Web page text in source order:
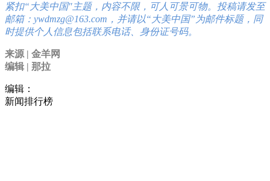
紧扣“ 大美中国"主题，内容不限，可人可景可物。投稿请发至
邮箱：ywdmzg@163.com，并请以“大美中国”为邮件标题，同
时提供个人信息包括联系电话、身份证号码。
来源 | 金羊网
编辑 | 那拉
编辑：
新闻排行榜